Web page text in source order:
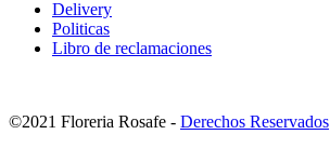
Delivery
Politicas
Libro de reclamaciones
©2021 Floreria Rosafe - Derechos Reservados